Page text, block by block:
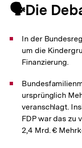
🗣️Die
In der
um die
Finanzierung.
ursprünglich
veranschlagt.
FDP war das zu
2,4 Mrd. €